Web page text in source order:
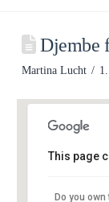
Djembe
Martina Lucht
This page
Do you